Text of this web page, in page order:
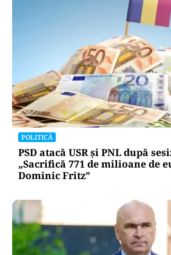
POLITICĂ
PSD atacă USR și PNL după
„Sacrifică 771 de milioane de
Dominic Fritz”